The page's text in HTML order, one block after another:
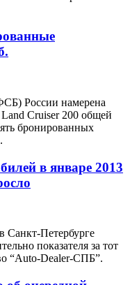
России намерена
Cruiser 200 общей
бронированных
в январе 2013
Санкт-Петербурге
показателя за тот
“Auto-Dealer-СПБ”.